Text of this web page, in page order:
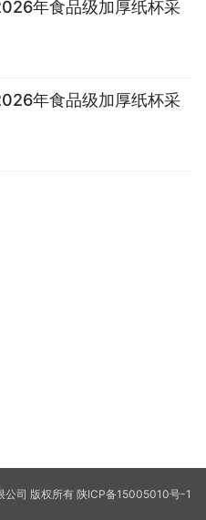
年食品级加厚纸杯采
年食品级加厚纸杯采
司 版权所有 陕ICP备15005010号-1